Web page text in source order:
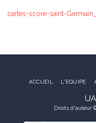
cartes-score-saint-
Droits d'auteur
ACCUEIL L'EQUIPE